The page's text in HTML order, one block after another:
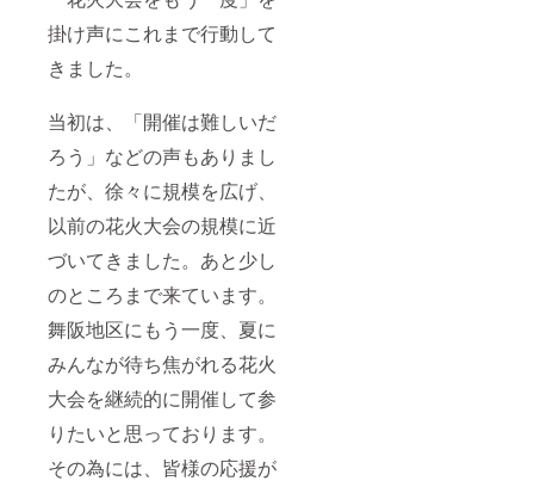
掛け声にこれまで行動して
きました。
当初は、「開催は難しいだ
ろう」などの声もありまし
たが、徐々に規模を広げ、
以前の花火大会の規模に近
づいてきました。あと少し
のところまで来ています。
舞阪地区にもう一度、夏に
みんなが待ち焦がれる花火
大会を継続的に開催して参
りたいと思っております。
その為には、皆様の応援が